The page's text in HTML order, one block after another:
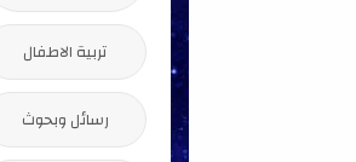
تربية الاطفال
رسائل وبحوث